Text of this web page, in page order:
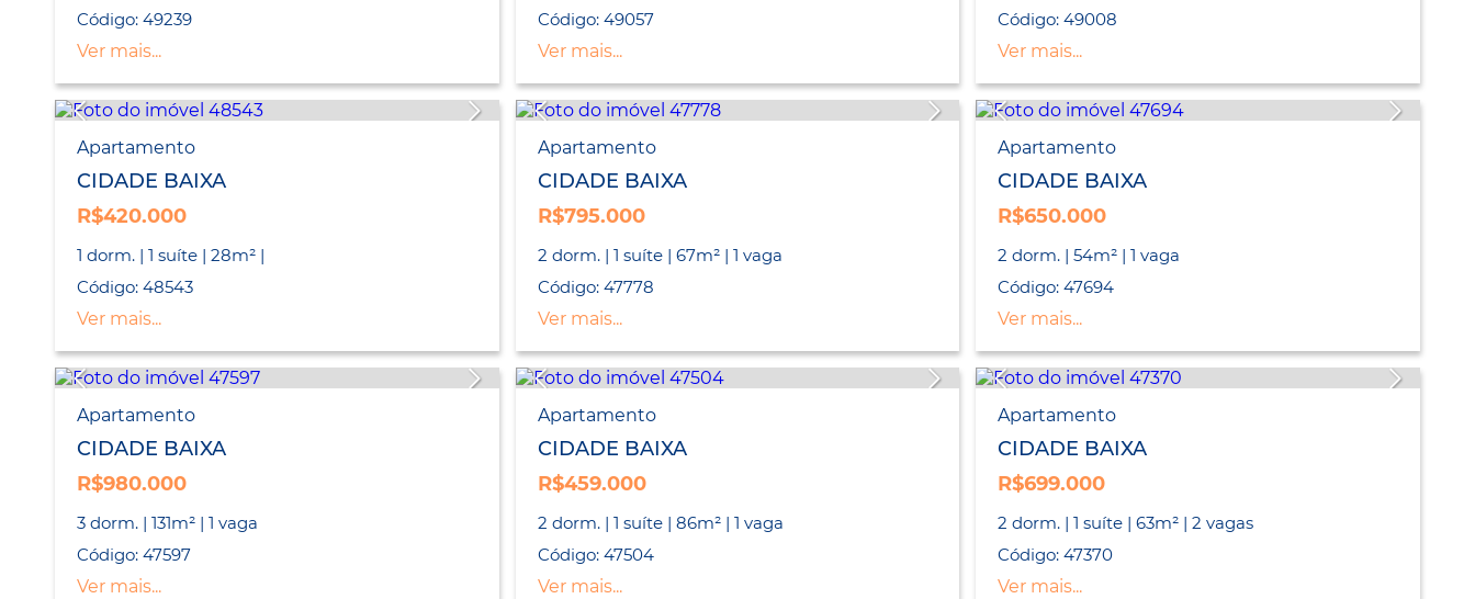
Código: 49239
Ver mais...
Código: 49057
Ver mais...
Código: 49008
Ver mais...
Apartamento
CIDADE BAIXA
R$420.000
1 dorm. | 1 suíte | 28m² |
Código: 48543
Ver mais...
Apartamento
CIDADE BAIXA
R$795.000
2 dorm. | 1 suíte | 67m² | 1 vaga
Código: 47778
Ver mais...
Apartamento
CIDADE BAIXA
R$650.000
2 dorm. | 54m² | 1 vaga
Código: 47694
Ver mais...
Apartamento
CIDADE BAIXA
R$980.000
3 dorm. | 131m² | 1 vaga
Código: 47597
Ver mais...
Apartamento
CIDADE BAIXA
R$459.000
2 dorm. | 1 suíte | 86m² | 1 vaga
Código: 47504
Ver mais...
Apartamento
CIDADE BAIXA
R$699.000
2 dorm. | 1 suíte | 63m² | 2 vagas
Código: 47370
Ver mais...